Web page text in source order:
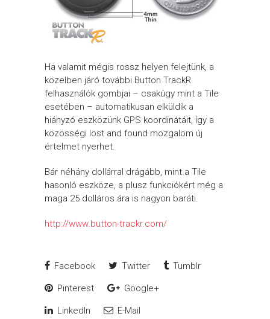
Ha valamit mégis rossz helyen felejtünk, a
közelben járó további Button TrackR
felhasználók gombjai – csakúgy mint a Tile
esetében – automatikusan elküldik a
hiányzó eszközünk GPS koordinátáit, így a
közösségi lost and found mozgalom új
értelmet nyerhet.
Bár néhány dollárral drágább, mint a Tile
hasonló eszköze, a plusz funkciókért még a
maga 25 dolláros ára is nagyon baráti.
http://www.button-trackr.com/
Facebook Twitter Tumblr
Pinterest Google+
LinkedIn E-Mail